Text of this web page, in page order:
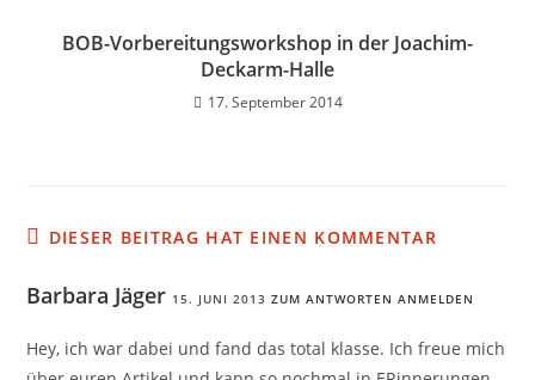
BOB-Vorbereitungsworkshop in der Joachim-
Deckarm-Halle
17. September 2014
DIESER BEITRAG HAT EINEN KOMMENTAR
Barbara Jäger 15. JUNI 2013 ZUM ANTWORTEN ANMELDEN
Hey, ich war dabei und fand das total klasse. Ich freue mich